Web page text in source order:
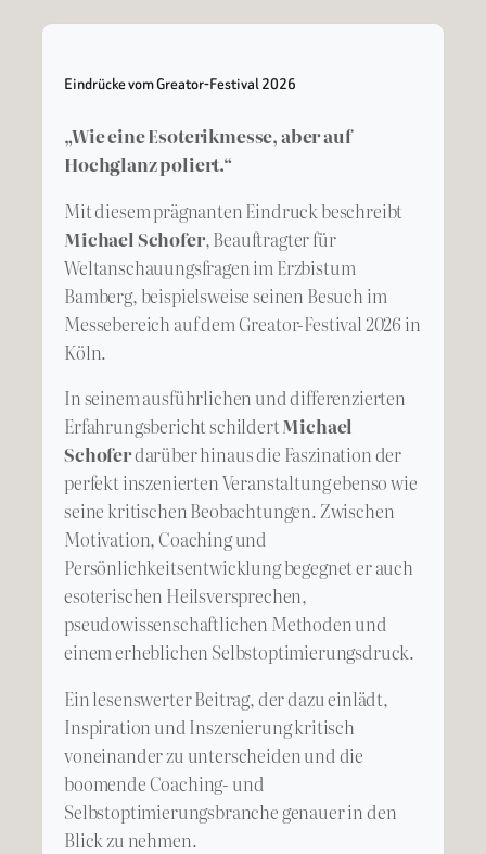
Eindrücke vom Greator-Festival 2026
„Wie eine Esoterikmesse, aber auf
Hochglanz poliert.“
Mit diesem prägnanten Eindruck beschreibt
Michael Schofer, Beauftragter für
Weltanschauungsfragen im Erzbistum
Bamberg, beispielsweise seinen Besuch im
Messebereich auf dem Greator-Festival 2026 in
Köln.
In seinem ausführlichen und differenzierten
Erfahrungsbericht schildertMichael
Schoferdarüber hinaus die Faszination der
perfekt inszenierten Veranstaltung ebenso wie
seine kritischen Beobachtungen. Zwischen
Motivation, Coaching und
Persönlichkeitsentwicklung begegnet er auch
esoterischen Heilsversprechen,
pseudowissenschaftlichen Methoden und
einem erheblichen Selbstoptimierungsdruck.
Ein lesenswerter Beitrag, der dazu einlädt,
Inspiration und Inszenierung kritisch
voneinander zu unterscheiden und die
boomende Coaching- und
Selbstoptimierungsbranche genauer in den
Blick zu nehmen.